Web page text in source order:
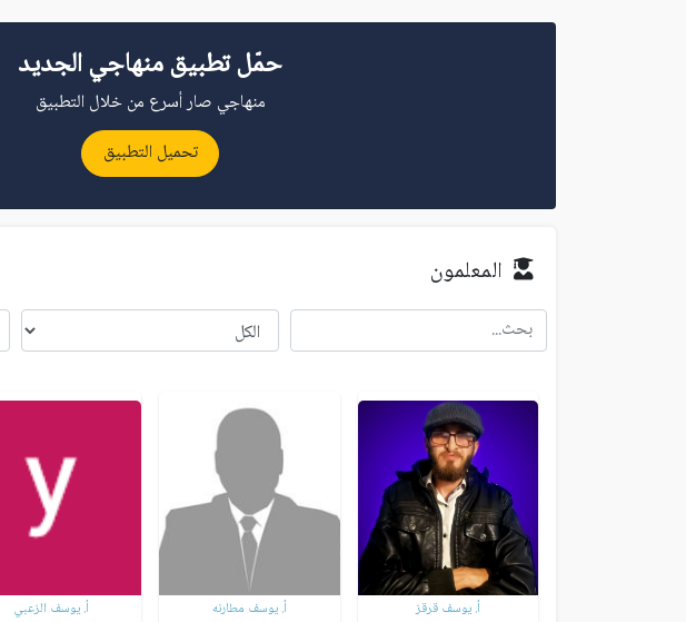
حمّل تطبيق منهاجي الجديد
منهاجي صار أسرع من خلال التطبيق
تحميل التطبيق
المعلمون
أ. يوسف قرقز أ. يوسف مطارنه أ. يوسف الزعبي